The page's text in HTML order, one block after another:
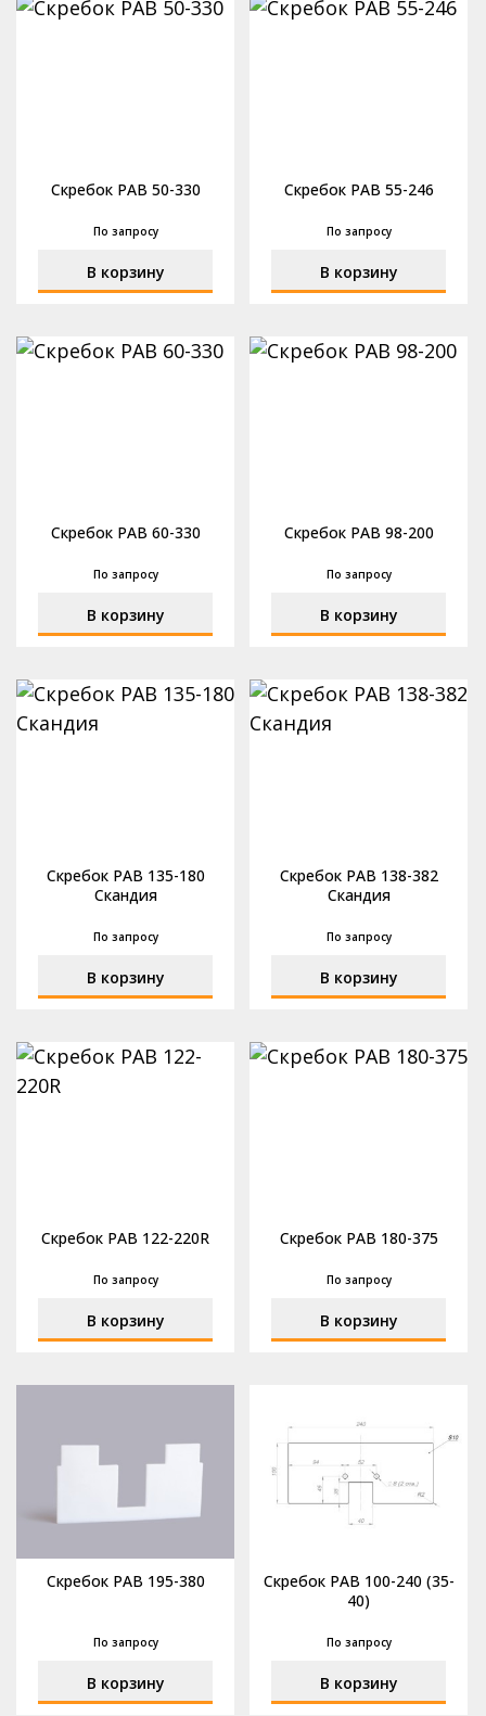
Скребок РАВ 50-330
По запросу
В корзину
Скребок РАВ 55-246
По запросу
В корзину
Скребок РАВ 60-330
По запросу
В корзину
Скребок РАВ 98-200
По запросу
В корзину
Скребок РАВ 135-180
Скандия
По запросу
В корзину
Скребок РАВ 138-382
Скандия
По запросу
В корзину
Скребок РАВ 122-220R
По запросу
В корзину
Скребок РАВ 180-375
По запросу
В корзину
Скребок РАВ 195-380
По запросу
В корзину
Скребок РАВ 100-240 (35-
40)
По запросу
В корзину